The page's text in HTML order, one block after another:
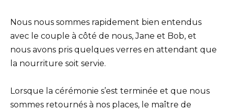
Nous nous sommes rapidement bien entendus
avec le couple à côté de nous, Jane et Bob, et
nous avons pris quelques verres en attendant que
la nourriture soit servie.
Lorsque la cérémonie s’est terminée et que nous
sommes retournés à nos places, le maître de